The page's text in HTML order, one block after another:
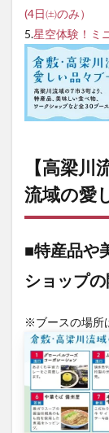
(4日㈯のみ）
5.星空体験！ミ
【高梁川
流域の愛
■特産品や
ショップ
※ブースの場所